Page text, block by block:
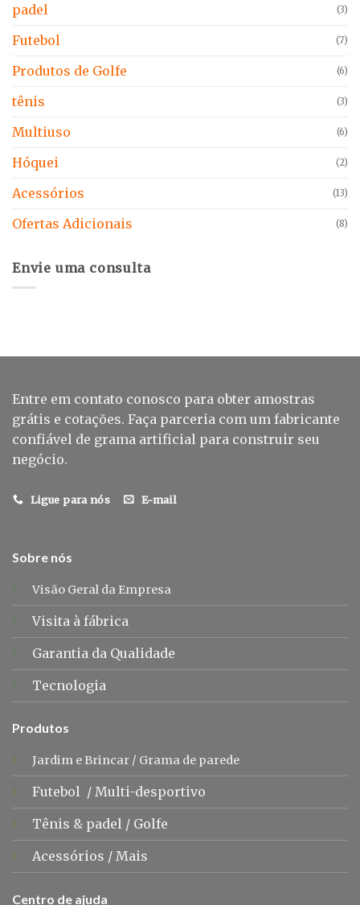
padel (3)
Futebol (7)
Produtos de Golfe (6)
tênis (3)
Multiuso (6)
Hóquei (2)
Acessórios (13)
Ofertas Adicionais (8)
Envie uma consulta
Entre em contato conosco para obter amostras
grátis e cotações. Faça parceria com um fabricante
confiável de grama artificial para construir seu
negócio.
Ligue para nós E-mail
Sobre nós
Visão Geral da Empresa
Visita à fábrica
Garantia da Qualidade
Tecnologia
Produtos
Jardim e Brincar/ Grama de parede
Futebol / Multi-desportivo
Tênis & padel / Golfe
Acessórios / Mais
Centro de ajuda